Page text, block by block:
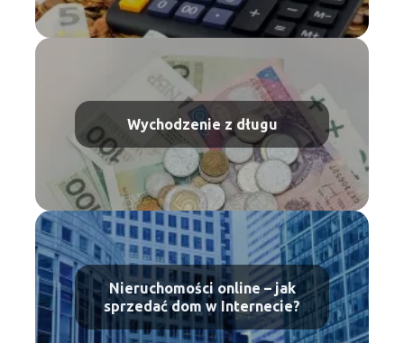
Wychodzenie z długu
Nieruchomości online – jak
sprzedać dom w Internecie?